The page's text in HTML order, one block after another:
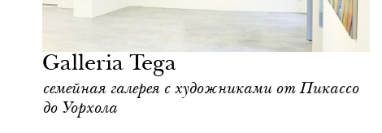
Galleria Tega
семейная галерея с художниками от Пикассо
до Уорхола
Шоппинг